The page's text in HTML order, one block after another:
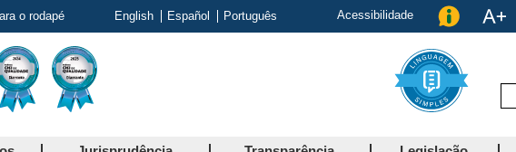
o rodapé Acessibilidade
English Español Português